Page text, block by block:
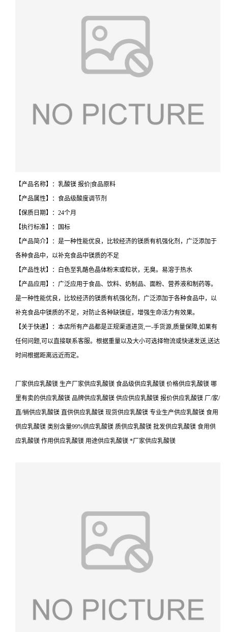
【产品名称】：乳酸镁 报价|食品原料
【产品属性】：食品级酸度调节剂
【保质日期】：24个月
【执行标准】：国标
【产品简介】：是一种性能优良，比较经济的镁质有机强化剂，广泛添加于
各种食品中，以补充食品中镁质的不足
【产品性状】：白色至乳酪色晶体粉末或粒状，无臭。易溶于热水
【产品应用】：广泛应用于食品、饮料、奶制品、面粉、营养液和制药等。
是一种性能优良，比较经济的镁质有机强化剂，广泛添加于各种食品中，以
补充食品中镁质的不足，对防止各种缺镁症，增强生命活力有效果。
【关于快递】：本店所有产品都是正规渠道进货,一-手货源,质量保障,如果有
任何问题,可以直接联系客服。根据重量以及大小可选择物流或快递发送,送达
时间根据距离远近而定。
厂家供应乳酸镁 生产厂家供应乳酸镁 食品级供应乳酸镁 价格供应乳酸镁 哪
里有卖的供应乳酸镁 品牌供应乳酸镁 供应供应乳酸镁 报价供应乳酸镁 厂/家/
直/销供应乳酸镁 直供供应乳酸镁 现货供应乳酸镁 专业生产供应乳酸镁 食用
供应乳酸镁 类别含量99%供应乳酸镁 质供应乳酸镁 批发供应乳酸镁 食用供
应乳酸镁 作用供应乳酸镁 用途供应乳酸镁 *厂家供应乳酸镁